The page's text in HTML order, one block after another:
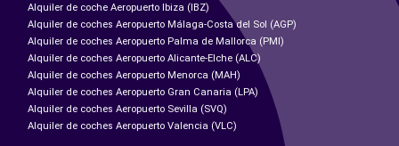
Alquiler de coche Aeropuerto Ibiza (IBZ)
Alquiler de coches Aeropuerto Málaga-Costa del Sol (AGP)
Alquiler de coches Aeropuerto Palma de Mallorca (PMI)
Alquiler de coches Aeropuerto Alicante-Elche (ALC)
Alquiler de coches Aeropuerto Menorca (MAH)
Alquiler de coches Aeropuerto Gran Canaria (LPA)
Alquiler de coches Aeropuerto Sevilla (SVQ)
Alquiler de coches Aeropuerto Valencia (VLC)